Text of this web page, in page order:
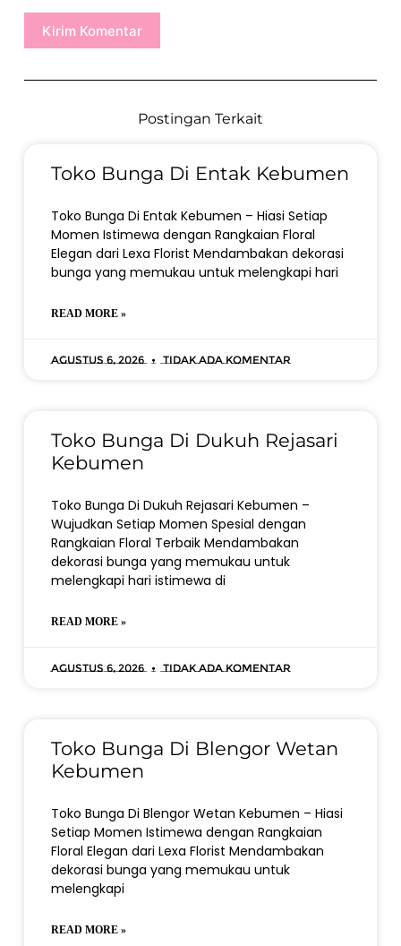
Kirim Komentar
Postingan Terkait
Toko Bunga Di Entak Kebumen
Toko Bunga Di Entak Kebumen – Hiasi Setiap
Momen Istimewa dengan Rangkaian Floral
Elegan dari Lexa Florist Mendambakan dekorasi
bunga yang memukau untuk melengkapi hari
READ MORE »
Agustus 6, 2026 Tidak ada komentar
Toko Bunga Di Dukuh Rejasari
Kebumen
Toko Bunga Di Dukuh Rejasari Kebumen –
Wujudkan Setiap Momen Spesial dengan
Rangkaian Floral Terbaik Mendambakan
dekorasi bunga yang memukau untuk
melengkapi hari istimewa di
READ MORE »
Agustus 6, 2026 Tidak ada komentar
Toko Bunga Di Blengor Wetan
Kebumen
Toko Bunga Di Blengor Wetan Kebumen – Hiasi
Setiap Momen Istimewa dengan Rangkaian
Floral Elegan dari Lexa Florist Mendambakan
dekorasi bunga yang memukau untuk
melengkapi
READ MORE »